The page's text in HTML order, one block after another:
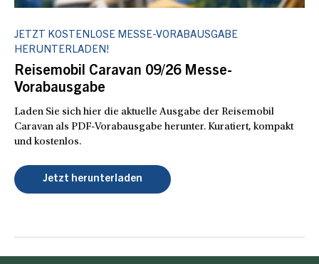
JETZT KOSTENLOSE MESSE-VORABAUSGABE
HERUNTERLADEN!
Reisemobil Caravan 09/26 Messe-
Vorabausgabe
Laden Sie sich hier die aktuelle Ausgabe der Reisemobil
Caravan als PDF-Vorabausgabe herunter. Kuratiert, kompakt
und kostenlos.
Jetzt herunterladen